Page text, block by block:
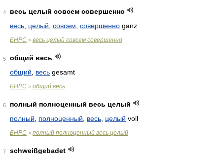
4
весь целый совсем совершенно
весь целый совсем совершенно ganz
БНРС > весь целый совсем совершенно
5
общий весь
общий
весь gesamt
БНРС > общий весь
6
полный полноценный весь целый
полный
полноценный весь целый voll
БНРС > полный полноценный весь целый
7
schweißgebadet